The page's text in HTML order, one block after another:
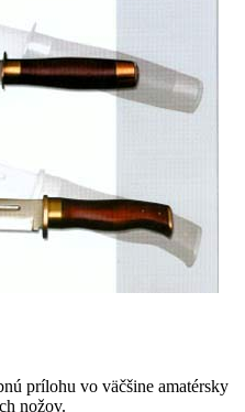
prílohu vo väčšine amatérsky
nožov.